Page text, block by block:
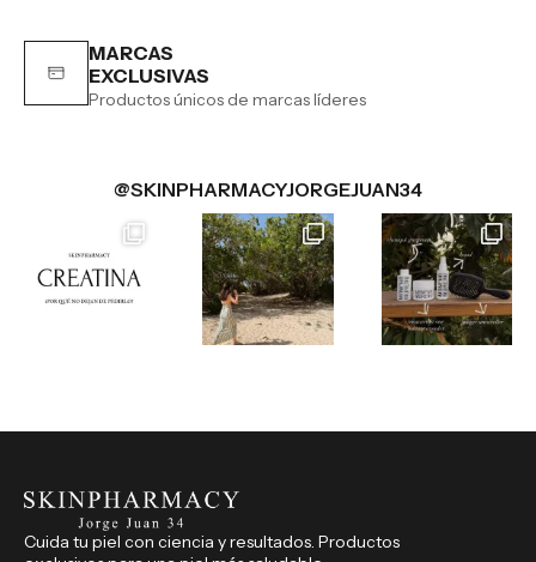
MARCAS
EXCLUSIVAS
Productos únicos de marcas líderes
@SKINPHARMACYJORGEJUAN34
Cuida tu piel con ciencia y resultados. Productos